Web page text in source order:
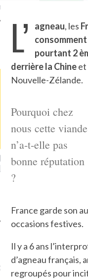
LA PHOTO
ATTACHÉS À LA
DE L’AMBASSADE
À PARIS. POURQUOI
MES DERNIERS
SUR FACEBOOK
L’ agneau, les
consomment
pourtant 2
derrière la Chineet
Nouvelle-Zélande.
Pourquoi chez
nous cette viande
n’a-t-elle pas
bonne réputation
?
France garde son
occasions festives.
Il y a 6 ans
d’agneau français,
regroupés pour